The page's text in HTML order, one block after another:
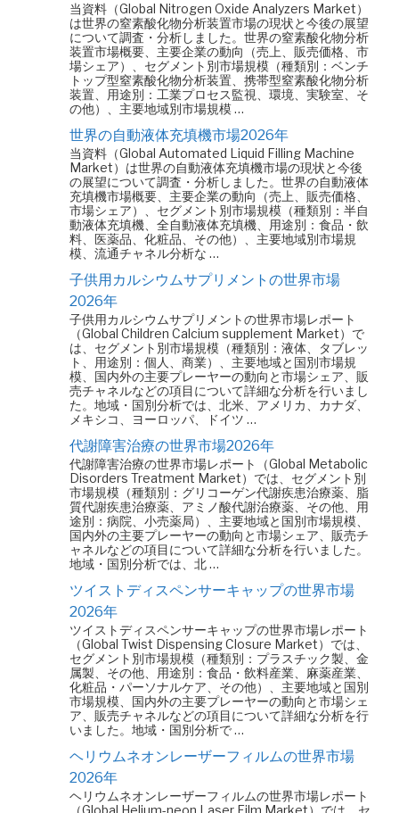
当資料（Global Nitrogen Oxide Analyzers Market）
は世界の窒素酸化物分析装置市場の現状と今後の展望
について調査・分析しました。世界の窒素酸化物分析
装置市場概要、主要企業の動向（売上、販売価格、市
場シェア）、セグメント別市場規模（種類別：ベンチ
トップ型窒素酸化物分析装置、携帯型窒素酸化物分析
装置、用途別：工業プロセス監視、環境、実験室、そ
の他）、主要地域別市場規模 …
世界の自動液体充填機市場2026年
当資料（Global Automated Liquid Filling Machine
Market）は世界の自動液体充填機市場の現状と今後
の展望について調査・分析しました。世界の自動液体
充填機市場概要、主要企業の動向（売上、販売価格、
市場シェア）、セグメント別市場規模（種類別：半自
動液体充填機、全自動液体充填機、用途別：食品・飲
料、医薬品、化粧品、その他）、主要地域別市場規
模、流通チャネル分析な …
子供用カルシウムサプリメントの世界市場
2026年
子供用カルシウムサプリメントの世界市場レポート
（Global Children Calcium supplement Market）で
は、セグメント別市場規模（種類別：液体、タブレッ
ト、用途別：個人、商業）、主要地域と国別市場規
模、国内外の主要プレーヤーの動向と市場シェア、販
売チャネルなどの項目について詳細な分析を行いまし
た。地域・国別分析では、北米、アメリカ、カナダ、
メキシコ、ヨーロッパ、ドイツ …
代謝障害治療の世界市場2026年
代謝障害治療の世界市場レポート（Global Metabolic
Disorders Treatment Market）では、セグメント別
市場規模（種類別：グリコーゲン代謝疾患治療薬、脂
質代謝疾患治療薬、アミノ酸代謝治療薬、その他、用
途別：病院、小売薬局）、主要地域と国別市場規模、
国内外の主要プレーヤーの動向と市場シェア、販売チ
ャネルなどの項目について詳細な分析を行いました。
地域・国別分析では、北 …
ツイストディスペンサーキャップの世界市場
2026年
ツイストディスペンサーキャップの世界市場レポート
（Global Twist Dispensing Closure Market）では、
セグメント別市場規模（種類別：プラスチック製、金
属製、その他、用途別：食品・飲料産業、麻薬産業、
化粧品・パーソナルケア、その他）、主要地域と国別
市場規模、国内外の主要プレーヤーの動向と市場シェ
ア、販売チャネルなどの項目について詳細な分析を行
いました。地域・国別分析で …
ヘリウムネオンレーザーフィルムの世界市場
2026年
ヘリウムネオンレーザーフィルムの世界市場レポート
（Global Helium-neon Laser Film Market）では、セ